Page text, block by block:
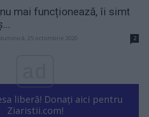
mai funcționează, îi simt
duminică, 25 octombrie 2020 2
liberă! Donați aici pentru
Ziaristii.com!